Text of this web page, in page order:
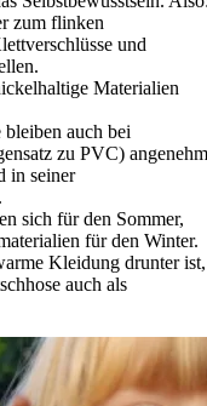
zum flinken
und
Materialien
auch bei
zu PVC) angenehm
in seiner
sich für den Sommer,
für den Winter.
Kleidung drunter ist,
auch als